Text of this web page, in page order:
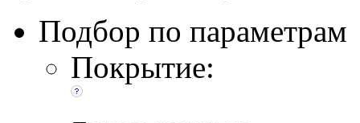
Подбор по параметрам
Покрытие: